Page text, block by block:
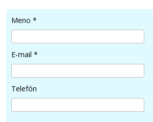
Meno *
E-mail *
Telefón